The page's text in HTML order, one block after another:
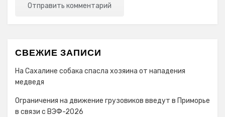
СВЕЖИЕ ЗАПИСИ
На Сахалине собака спасла хозяина от нападения
медведя
Ограничения на движение грузовиков введут в Приморье
в связи с ВЭФ-2026